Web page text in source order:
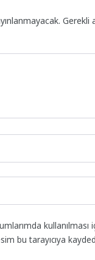
Gerekli
kullanılması
bu tarayıcıya